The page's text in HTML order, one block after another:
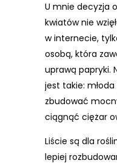
U mnie decyzja
kwiatów nie
w internecie,
osobą, która
uprawą papryki.
jest takie:
zbudować
ciągnąć ciężar
Liście są dla
lepiej